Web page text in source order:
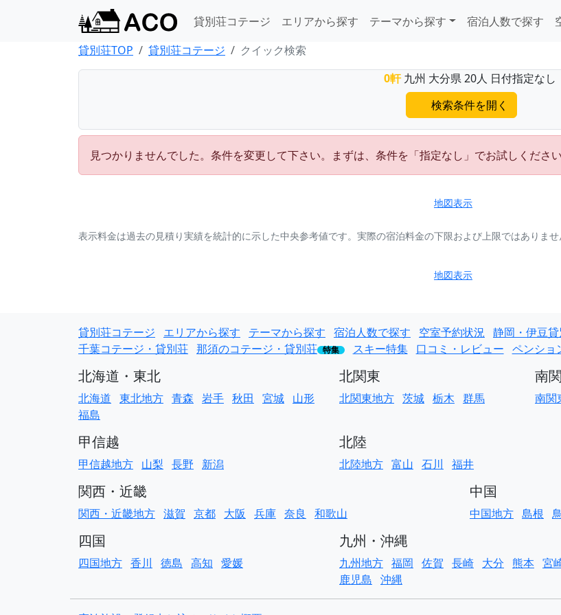
貸別荘コテージ エリアから探す テーマから探す 宿泊人数で探す
貸別荘TOP
貸別荘コテージ
クイック検索
0軒九州 大分県 20人 日付指定なし
検索条件を開く
見つかりませんでした。条件を変更して下さい。まずは、条件を「指定なし」でお試しください
地図表示
表示料金は過去の見積り実績を統計的に示した中央参考値です。実際の宿泊料金の下限および上限ではありませ
地図表示
貸別荘コテージ エリアから探す テーマから探す 宿泊人数で探す 空室予約状況 静岡・伊豆
千葉コテージ・貸別荘 那須のコテージ・貸別荘 特集 スキー特集 口コミ・レビュー ペンショ
北海道・東北
北海道 東北地方 青森 岩手 秋田 宮城 山形
福島
北関東
北関東地方 茨城 栃木 群馬
南
南関
甲信越
甲信越地方 山梨 長野 新潟
北陸
北陸地方 富山 石川 福井
関西・近畿
関西・近畿地方 滋賀 京都 大阪 兵庫 奈良 和歌山
中国
中国地方 島根
四国
四国地方 香川 徳島 高知 愛媛
九州・沖縄
九州地方 福岡 佐賀 長崎 大分 熊本 宮
鹿児島 沖縄